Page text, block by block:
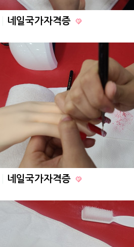
네일국가자격증
네일국가자격증